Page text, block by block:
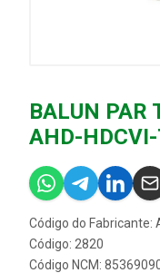
BALUN PAR
AHD-
Código do Fabricante:
Código: 2820
Código NCM: